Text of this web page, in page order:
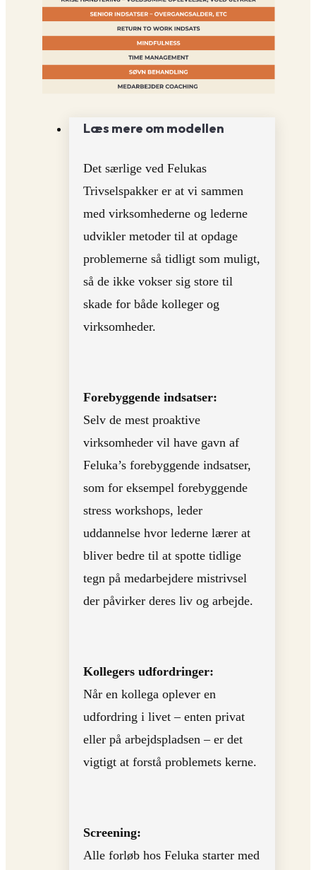
Læs mere om modellen
Det særlige ved Felukas
Trivselspakker er at vi sammen
med virksomhederne og lederne
udvikler metoder til at opdage
problemerne så tidligt som muligt,
så de ikke vokser sig store til
skade for både kolleger og
virksomheder.
Forebyggende indsatser:
Selv de mest proaktive
virksomheder vil have gavn af
Feluka’s forebyggende indsatser,
som for eksempel forebyggende
stress workshops, leder
uddannelse hvor lederne lærer at
bliver bedre til at spotte tidlige
tegn på medarbejdere mistrivsel
der påvirker deres liv og arbejde.
Kollegers udfordringer:
Når en kollega oplever en
udfordring i livet – enten privat
eller på arbejdspladsen – er det
vigtigt at forstå problemets kerne.
Screening:
Alle forløb hos Feluka starter med